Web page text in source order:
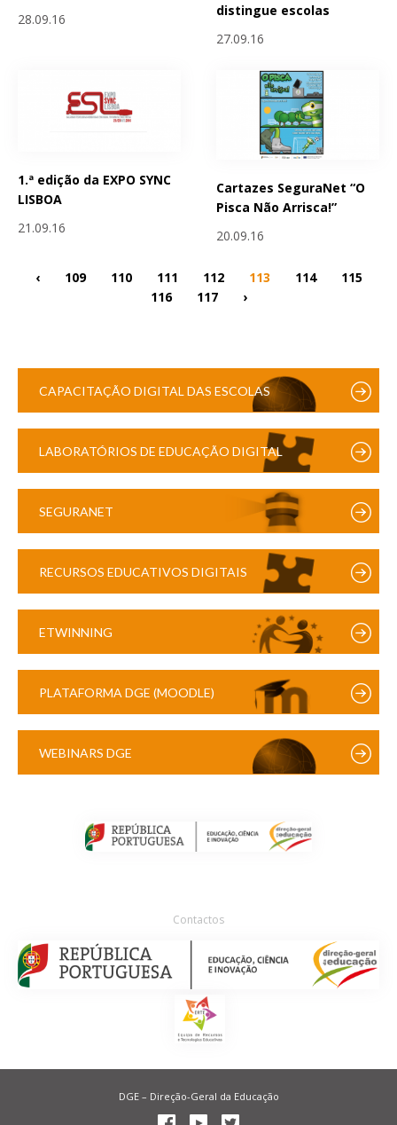
28.09.16
distingue escolas
27.09.16
1.ª edição da EXPO SYNC
LISBOA
21.09.16
Cartazes SeguraNet “O
Pisca Não Arrisca!”
20.09.16
‹ 109 110 111 112 113 114
115
116
117 ›
CAPACITAÇÃO DIGITAL DAS ESCOLAS
LABORATÓRIOS DE EDUCAÇÃO DIGITAL
SEGURANET
RECURSOS EDUCATIVOS DIGITAIS
ETWINNING
PLATAFORMA DGE (MOODLE)
WEBINARS DGE
Contactos
DGE – Direção-Geral da Educação